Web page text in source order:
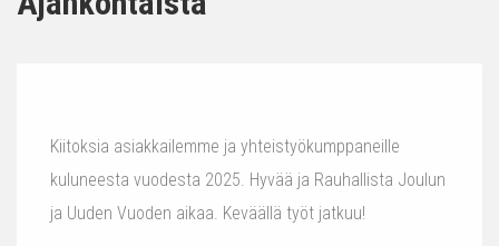
Kiitoksia asiakkailemme ja yhteistyökumppaneille
kuluneesta vuodesta 2025. Hyvää ja Rauhallista Joulun
ja Uuden Vuoden aikaa. Keväällä työt jatkuu!